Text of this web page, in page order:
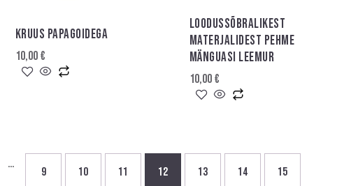
KRUUS PAPAGOIDEGA
10,00€
LOODUSSÕBRALIKEST
MATERJALIDEST PEHME
MÄNGUASI LEEMUR
10,00€
…
9 10 11 12 13 14 15